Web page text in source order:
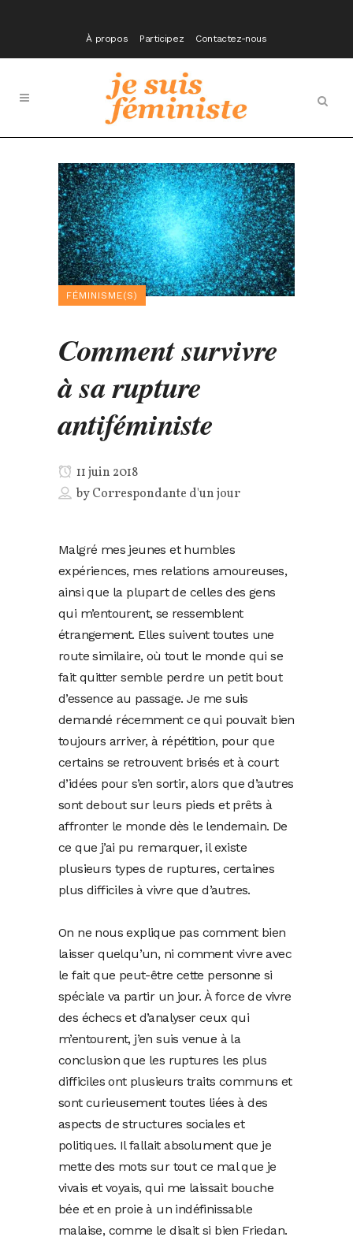
À propos Participez Contactez-nous
FÉMINISME(S)
Comment survivre
à sa rupture
antiféministe
11 juin 2018
byCorrespondante d'un jour
Malgré mes jeunes et humbles
expériences, mes relations amoureuses,
ainsi que la plupart de celles des gens
qui m’entourent, se ressemblent
étrangement. Elles suivent toutes une
route similaire, où tout le monde qui se
fait quitter semble perdre un petit bout
d’essence au passage. Je me suis
demandé récemment ce qui pouvait bien
toujours arriver, à répétition, pour que
certains se retrouvent brisés et à court
d’idées pour s’en sortir, alors que d’autres
sont debout sur leurs pieds et prêts à
affronter le monde dès le lendemain. De
ce que j’ai pu remarquer, il existe
plusieurs types de ruptures, certaines
plus difficiles à vivre que d’autres.
On ne nous explique pas comment bien
laisser quelqu’un, ni comment vivre avec
le fait que peut-être cette personne si
spéciale va partir un jour. À force de vivre
des échecs et d’analyser ceux qui
m’entourent, j’en suis venue à la
conclusion que les ruptures les plus
difficiles ont plusieurs traits communs et
sont curieusement toutes liées à des
aspects de structures sociales et
politiques. Il fallait absolument que je
mette des mots sur tout ce mal que je
vivais et voyais, qui me laissait bouche
bée et en proie à un indéfinissable
malaise, comme le disait si bien Friedan.